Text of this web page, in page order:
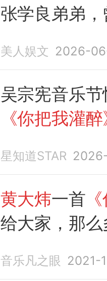
张学良弟弟
美人娱文 2026-
吴宗宪音乐节
《你把我灌醉
星知道STAR
黄大炜一首
给大家，那
音乐凡之眼 2021-